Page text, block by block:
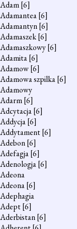
Adam[6]
Adamantea[6]
Adamantyn[6]
Adamaszek[6]
Adamaszkowy[6]
Adamita[6]
Adamow[6]
Adamowa szpilka[6]
Adamowy
Adarm[6]
Adcytacja[6]
Addycja[6]
Addytament[6]
Adebon[6]
Adefagja[6]
Adenologja[6]
Adeona
Adeona[6]
Adephagia
Adept[6]
Aderbistan[6]